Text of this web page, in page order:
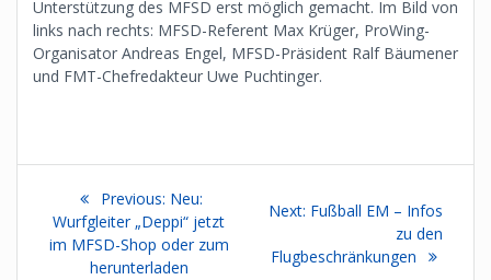
Unterstützung des MFSD erst möglich gemacht. Im Bild von
links nach rechts: MFSD-Referent Max Krüger, ProWing-
Organisator Andreas Engel, MFSD-Präsident Ralf Bäumener
und FMT-Chefredakteur Uwe Puchtinger.
Beitragsnavigation
Previous: Previous
post:
Neu:
Wurfgleiter „Deppi“ jetzt
im MFSD-Shop oder zum
herunterladen
Next: Next
Fußball EM – Infos
zu den
Flugbeschränkungen